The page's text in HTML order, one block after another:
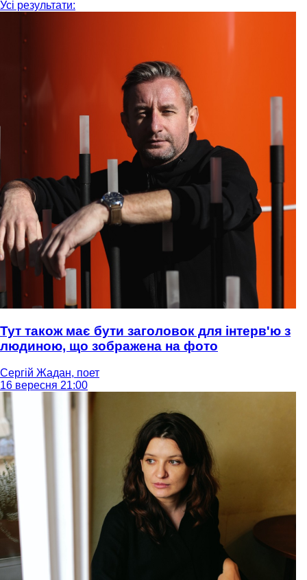
Усі результати:
Тут також має бути заголовок для інтерв'ю з
людиною, що зображена на фото
Сергій Жадан, поет
16 вересня 21:00